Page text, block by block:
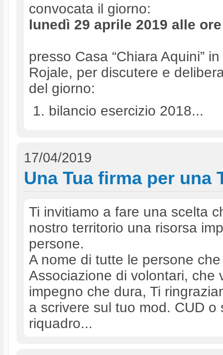
convocata il giorno:
lunedì 29 aprile 2019 alle
presso Casa “Chiara Aquini”
Rojale, per discutere e
del giorno:
bilancio esercizio 2018...
17/04/2019
Una Tua firma per una
Ti invitiamo a fare una scelta
nostro territorio una risorsa
persone.
A nome di tutte le persone
Associazione di volontari, che
impegno che dura, Ti
a scrivere sul tuo mod. CUD
riquadro...